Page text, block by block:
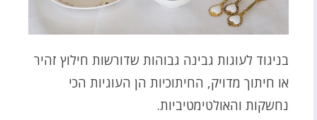
בניגוד לעוגות גבינה גבוהות שדורשות חילוץ זהיר
או חיתוך מדויק, החיתוכיות הן העוגיות הכי
נחשקות והאולטימטיביות.